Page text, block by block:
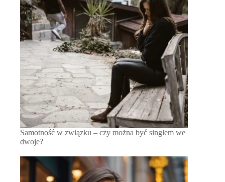
Samotność w związku – czy można być singlem we
dwoje?